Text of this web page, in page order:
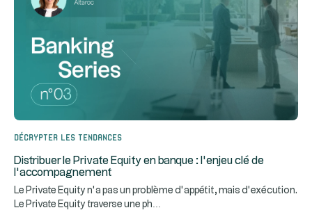
Décrypter les tendances
Distribuer le Private Equity en banque : l’enjeu clé de
l’accompagnement
Le Private Equity n’a pas un problème d’appétit, mais d’exécution.
Le Private Equity traverse une ph